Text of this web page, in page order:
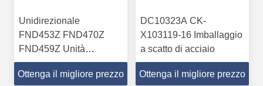
Unidirezionale
FND453Z FND470Z
FND459Z Unità
completa di frizione P6
P5
Ottenga il migliore prezzo
DC10323A CK-
X103119-16 Imballaggio
a scatto di acciaio
Ottenga il migliore prezzo